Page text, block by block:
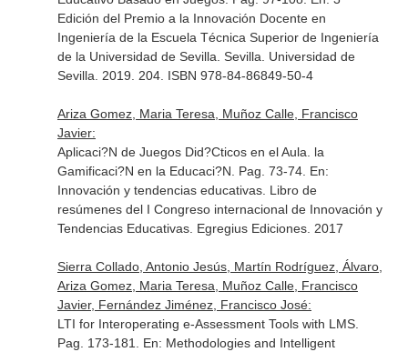
Edición del Premio a la Innovación Docente en
Ingeniería de la Escuela Técnica Superior de Ingeniería
de la Universidad de Sevilla . Sevilla. Universidad de
Sevilla. 2019. 204. ISBN 978-84-86849-50-4
Ariza Gomez, Maria Teresa, Muñoz Calle, Francisco
Javier:
Aplicaci?N de Juegos Did?Cticos en el Aula. la
Gamificaci?N en la Educaci?N. Pag. 73-74. En:
Innovación y tendencias educativas. Libro de
resúmenes del I Congreso internacional de Innovación y
Tendencias Educativas. Egregius Ediciones. 2017
Sierra Collado, Antonio Jesús, Martín Rodríguez, Álvaro,
Ariza Gomez, Maria Teresa, Muñoz Calle, Francisco
Javier, Fernández Jiménez, Francisco José:
LTI for Interoperating e-Assessment Tools with LMS.
Pag. 173-181. En: Methodologies and Intelligent